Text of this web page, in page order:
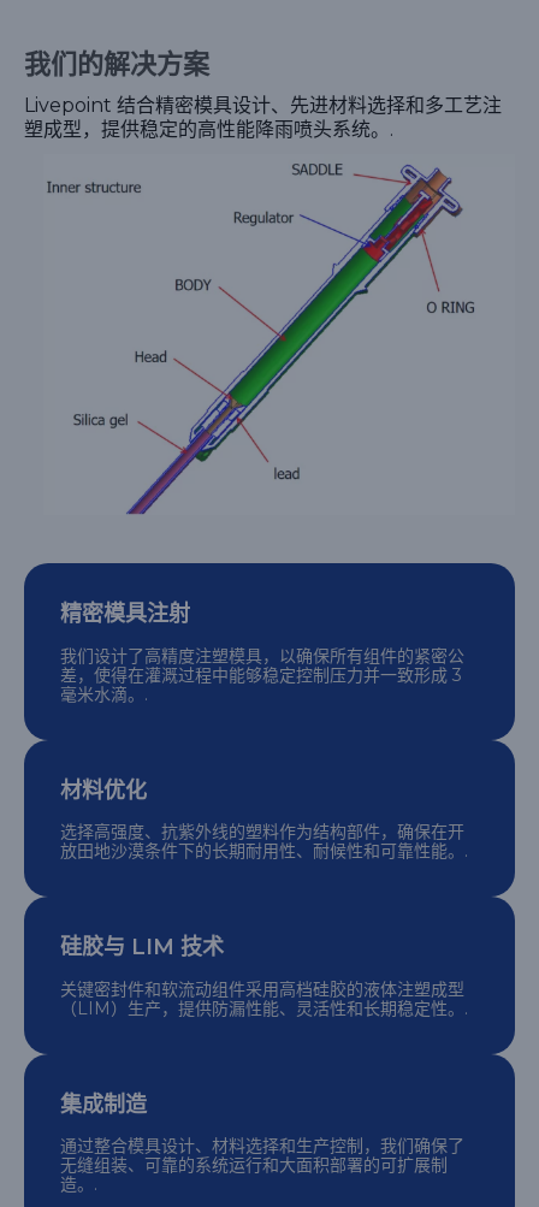
我们的解决方案
Livepoint 结合精密模具设计、先进材料选择和多工艺注
塑成型，提供稳定的高性能降雨喷头系统。.
精密模具注射
我们设计了高精度注塑模具，以确保所有组件的紧密公
差，使得在灌溉过程中能够稳定控制压力并一致形成 3
毫米水滴。.
材料优化
选择高强度、抗紫外线的塑料作为结构部件，确保在开
放田地沙漠条件下的长期耐用性、耐候性和可靠性能。.
硅胶与 LIM 技术
关键密封件和软流动组件采用高档硅胶的液体注塑成型
（LIM）生产，提供防漏性能、灵活性和长期稳定性。.
集成制造
通过整合模具设计、材料选择和生产控制，我们确保了
无缝组装、可靠的系统运行和大面积部署的可扩展制
造。.